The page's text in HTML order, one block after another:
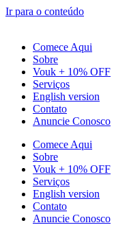
Ir para o conteúdo
Comece Aqui
Sobre
Vouk + 10% OFF
Serviços
English version
Contato
Anuncie Conosco
Comece Aqui
Sobre
Vouk + 10% OFF
Serviços
English version
Contato
Anuncie Conosco